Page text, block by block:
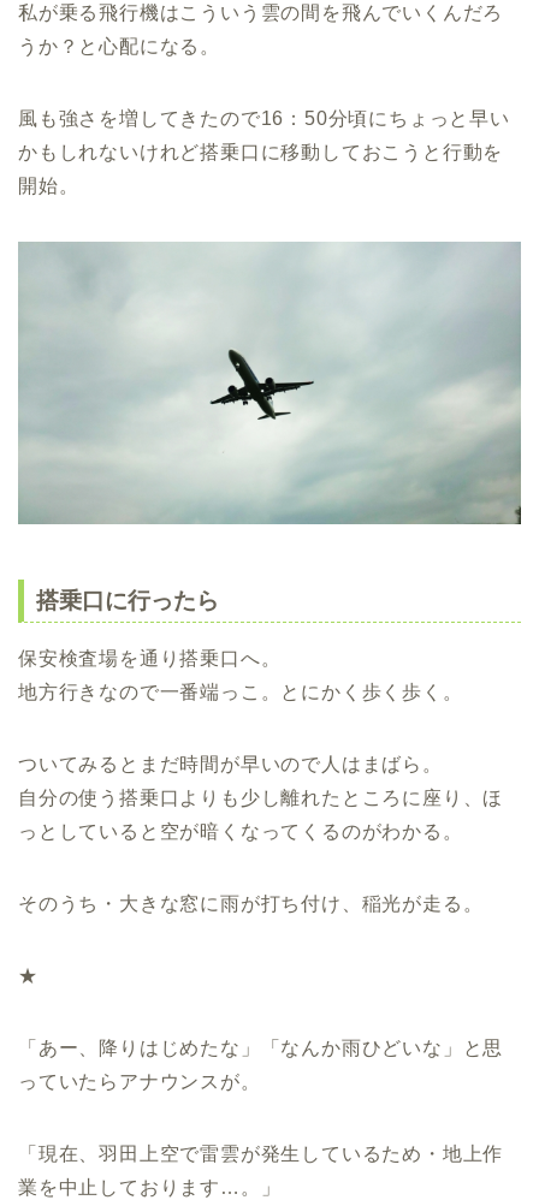
私が乗る飛行機はこういう雲の間を飛んでいくんだろ
うか？と心配になる。
風も強さを増してきたので16：50分頃にちょっと早い
かもしれないけれど搭乗口に移動しておこうと行動を
開始。
搭乗口に行ったら
保安検査場を通り搭乗口へ。
地方行きなので一番端っこ。とにかく歩く歩く。
ついてみるとまだ時間が早いので人はまばら。
自分の使う搭乗口よりも少し離れたところに座り、ほ
っとしていると空が暗くなってくるのがわかる。
そのうち・大きな窓に雨が打ち付け、稲光が走る。
★
「あー、降りはじめたな」「なんか雨ひどいな」と思
っていたらアナウンスが。
「現在、羽田上空で雷雲が発生しているため・地上作
業を中止しております…。」